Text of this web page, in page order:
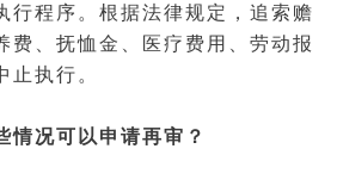
行程序。根据法律规定，追索 赡
费 、抚恤金、医疗费用、劳动报
止执行。
情况可以申请再审？